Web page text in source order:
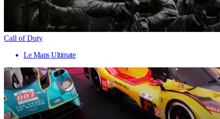
Call of Duty
Le Mans Ultimate